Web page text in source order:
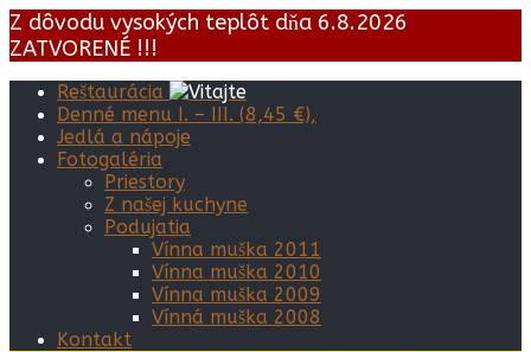
Z dôvodu vysokých teplôt dňa 6.8.2026
ZATVORENÉ !!!
Reštaurácia
Denné menu I. – III. (8,45 €),
Jedlá a nápoje
Fotogaléria
Priestory
Z našej kuchyne
Podujatia
Vínna muška 2011
Vínna muška 2010
Vínna muška 2009
Vínná muška 2008
Kontakt